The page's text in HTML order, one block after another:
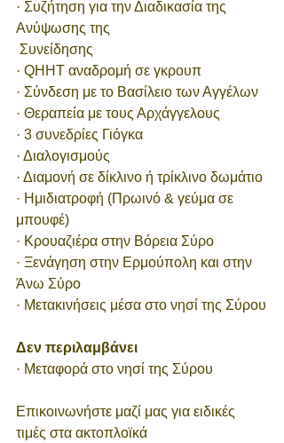
· Συζήτηση για την Διαδικασία της
Ανύψωσης της
Συνείδησης
· QHHT αναδρομή σε γκρουπ
· Σύνδεση με το Βασίλειο των Αγγέλων
· Θεραπεία με τους Αρχάγγελους
· 3 συνεδρίες Γιόγκα
· Διαλογισμούς
· Διαμονή σε δίκλινο ή τρίκλινο δωμάτιο
· Ημιδιατροφή (Πρωινό & γεύμα σε
μπουφέ)
· Κρουαζιέρα στην Βόρεια Σύρο
· Ξενάγηση στην Ερμούπολη και στην
Άνω Σύρο
· Μετακινήσεις μέσα στο νησί της Σύρου
Δεν περιλαμβάνει
· Μεταφορά στο νησί της Σύρου
Επικοινωνήστε μαζί μας για ειδικές
τιμές στα ακτοπλοϊκά